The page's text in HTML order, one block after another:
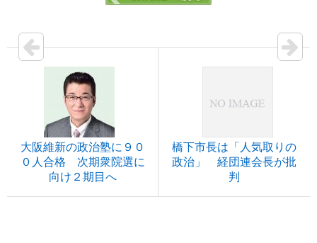
大阪維新の政治塾に９０
０人合格 次期衆院選に
向け２期目へ
橋下市長は「人気取りの
政治」 経団連会長が批
判